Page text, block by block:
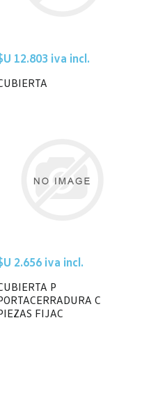
12.803 iva incl.
2.656 iva incl.
P
C
FIJAC